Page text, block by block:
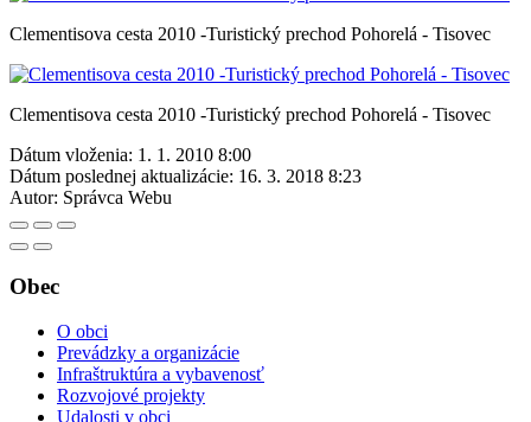
Clementisova cesta 2010 -Turistický prechod Pohorelá - Tisovec
Clementisova cesta 2010 -Turistický prechod Pohorelá - Tisovec
Dátum vloženia: 1. 1. 2010 8:00
Dátum poslednej aktualizácie: 16. 3. 2018 8:23
Autor: Správca Webu
Obec
O obci
Prevádzky a organizácie
Infraštruktúra a vybavenosť
Rozvojové projekty
Udalosti v obci